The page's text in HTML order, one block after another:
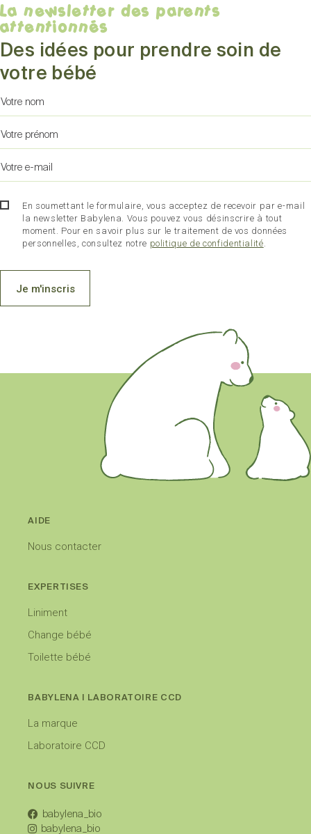
La newsletter des parents
attentionnés
Des idées pour prendre soin de
votre bébé
En soumettant le formulaire, vous acceptez de recevoir par e-mail
la newsletter Babylena. Vous pouvez vous désinscrire à tout
moment. Pour en savoir plus sur le traitement de vos données
personnelles, consultez notre politique de confidentialité.
Je m'inscris
AIDE
Nous contacter
EXPERTISES
Liniment
Change bébé
Toilette bébé
BABYLENA I LABORATOIRE CCD
La marque
Laboratoire CCD
NOUS SUIVRE
babylena_bio
babylena_bio